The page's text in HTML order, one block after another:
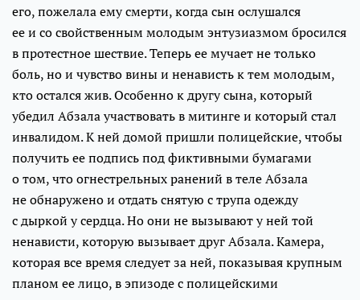
его, пожелала ему смерти, когда сын ослушался
ее и со свойственным молодым энтузиазмом бросился
в протестное шествие. Теперь ее мучает не только
боль, но и чувство вины и ненависть к тем молодым,
кто остался жив. Особенно к другу сына, который
убедил Абзала участвовать в митинге и который стал
инвалидом. К ней домой пришли полицейские, чтобы
получить ее подпись под фиктивными бумагами
о том, что огнестрельных ранений в теле Абзала
не обнаружено и отдать снятую с трупа одежду
с дыркой у сердца. Но они не вызывают у ней той
ненависти, которую вызывает друг Абзала. Камера,
которая все время следует за ней, показывая крупным
планом ее лицо, в эпизоде с полицейскими